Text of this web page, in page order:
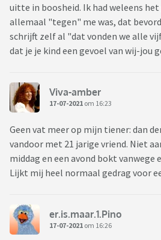
uitte in boosheid. Ik had weleens
allemaal "tegen" me was, dat
schrijft zelf al "dat vonden we alle
dat je je kind een gevoel van wij-jou
Viva-amber
17-07-2021 om 16:23
Geen vat meer op mijn tiener: dan
vandoor met 21 jarige vriend. Niet
middag en een avond bokt vanwege
Lijkt mij heel normaal gedrag voor
er.is.maar.1.Pino
17-07-2021 om 16:26